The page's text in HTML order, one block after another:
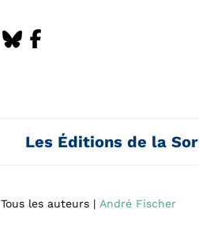
Les Éditions de la
Tous les auteurs André Fischer